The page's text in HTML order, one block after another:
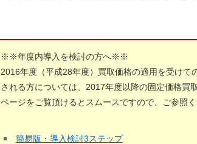
※※年度内導入を検討の方へ※※
2016年度（平成28年度）買取価格の適用を受け
される方については、2017年度以降の固定価格買
ページをご覧頂けるとスムースですので、ご参照く
簡易版・導入検討3ステップ